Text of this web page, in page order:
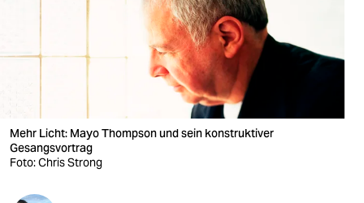
nord
verlag
verlag
Mehr Licht: Mayo Thompson und sein konstruktiver
Gesangsvortrag
Foto: Chris Strong